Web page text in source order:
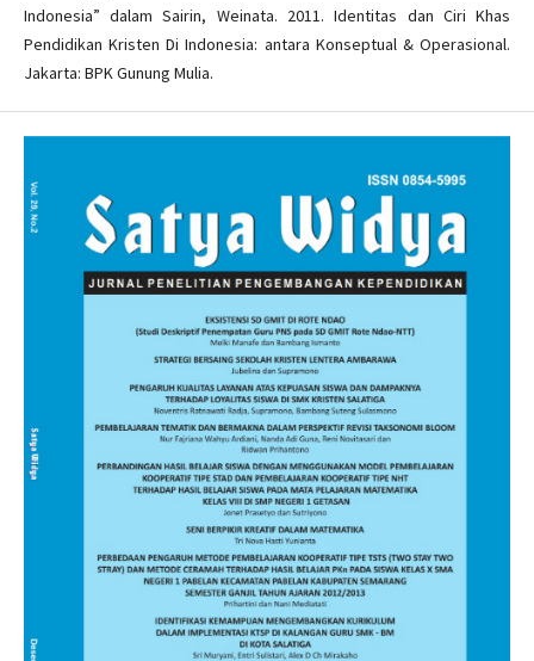
Indonesia” dalam Sairin, Weinata. 2011. Identitas dan Ciri Khas
Pendidikan Kristen Di Indonesia: antara Konseptual & Operasional.
Jakarta: BPK Gunung Mulia.